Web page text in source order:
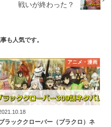
戦いが終わった？
も人気です。
アニメ・漫画
ラッククローバー（ブラクロ）ネ